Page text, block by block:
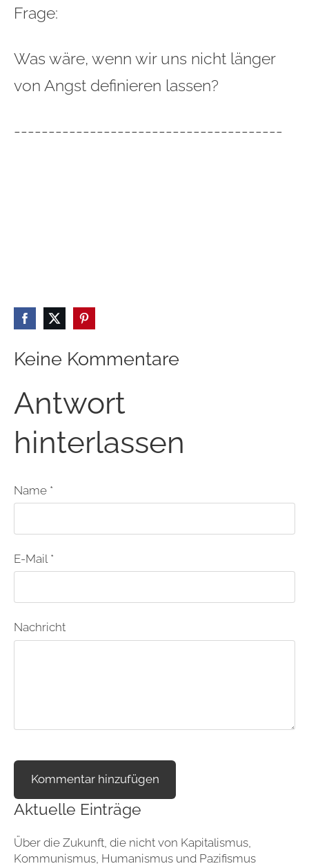
Aktuelle Einträge
Über die Zukunft, die nicht von Kapitalismus,
Kommunismus, Humanismus und Pazifismus
Frage:
Was wäre, wenn wir uns nicht länger
von Angst definieren lassen?
---------------------------------------
Keine Kommentare
Antwort
hinterlassen
Name *
E-Mail *
Nachricht